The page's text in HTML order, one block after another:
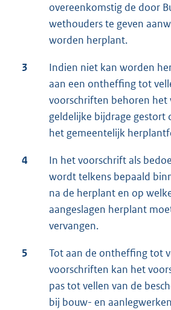
overeenkomstig de door
wethouders te geven
worden herplant.
3
Indien niet kan worden
aan een ontheffing tot
voorschriften behoren het
geldelijke bijdrage gestort
het gemeentelijk
4
In het voorschrift als
wordt telkens bepaald
na de herplant en op
aangeslagen herplant
vervangen.
5
Tot aan de ontheffing tot
voorschriften kan het
pas tot vellen van de
bij bouw- en